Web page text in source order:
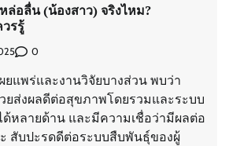
ล่อลื่น (น้องสาว) จริงไหม?
รรู้
0
ยแพร่และงานวิจัยบางส่วน พบว่า
ยส่งผลดีต่อสุขภาพโดยรวมและระบบ
หลายด้าน และมีความเชื่อว่ามีผลต่อ
สับปะรดดีต่อระบบสืบพันธุ์ของผู้